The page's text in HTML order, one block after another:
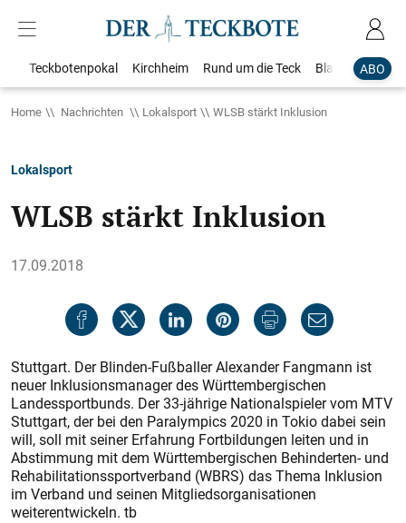
ABO
Teckbotenpokal Kirchheim Rund um die Teck Blaulicht
Home Nachrichten Lokalsport WLSB stärkt Inklusion
Lokalsport
WLSB stärkt Inklusion
17.09.2018
Stuttgart. Der Blinden-Fußballer Alexander Fangmann ist
neuer Inklusionsmanager des Württembergischen
Landessportbunds. Der 33-jährige Nationalspieler vom MTV
Stuttgart, der bei den Paralympics 2020 in Tokio dabei sein
will, soll mit seiner Erfahrung Fortbildungen leiten und in
Abstimmung mit dem Württembergischen Behinderten- und
Rehabilitationssportverband (WBRS) das Thema Inklusion
im Verband und seinen Mitgliedsorganisationen
weiterentwickeln. tb